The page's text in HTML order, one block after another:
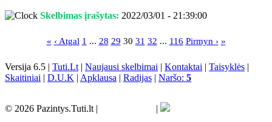
Skelbimas įrašytas: 2022/03/01 - 21:39:00
« ‹ Atgal 1 ... 28 29 30 31 32 ... 116 Pirmyn › »
Versija 6.5 | Tuti.Lt| Naujausi skelbimai | Kontaktai | Taisyklės |
Skaitiniai | D.U.K | Apklausa | Radijas | Naršo: 5
© 2026 Pazintys.Tuti.lt | |